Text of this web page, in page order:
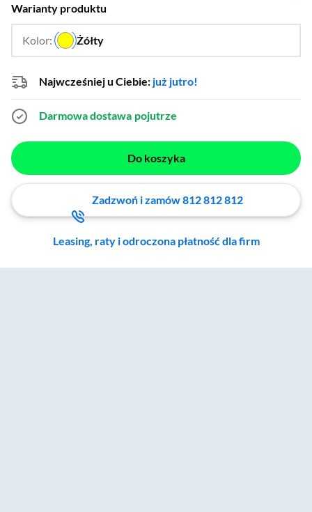
Warianty produktu
Kolor: Żółty
…
Najwcześniej u Ciebie: już jutro!
Darmowa dostawa pojutrze
Do koszyka
Zadzwoń i zamów 812 812 812
Leasing, raty i odroczona płatność dla firm